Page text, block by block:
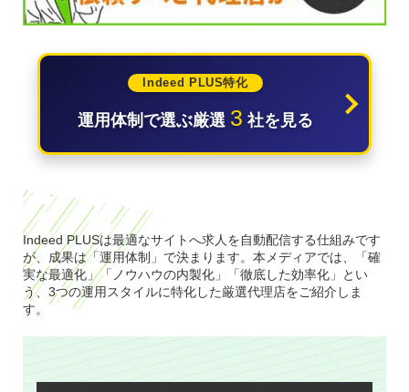
Indeed PLUS特化
運用体制で選ぶ厳選 3 社を見る
Indeed PLUSは最適なサイトへ求人を自動配信する仕組みです
が、成果は「運用体制」で決まります。本メディアでは、「確
実な最適化」「ノウハウの内製化」「徹底した効率化」とい
う、3つの運用スタイルに特化した厳選代理店をご紹介しま
す。